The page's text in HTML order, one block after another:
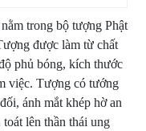
trong bộ tượng Phật
được làm từ chất
phủ bóng, kích thước
việc. Tượng có tướng
ánh mắt khép hờ an
lên thần thái ung